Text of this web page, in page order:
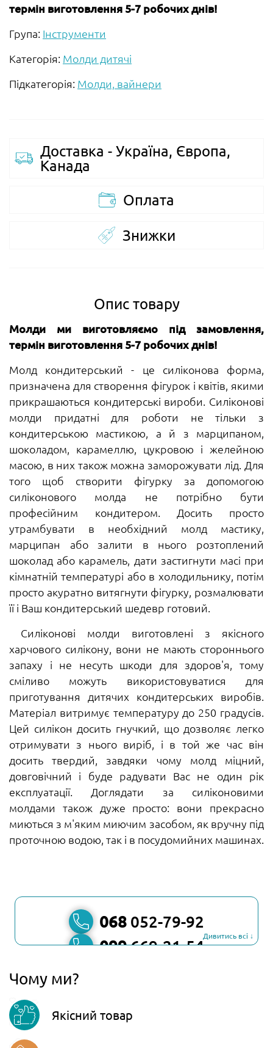
термін виготовлення 5-7 робочих днів!
Група: Інструменти
Категорія: Молди дитячі
Підкатегорія: Молди, вайнери
Доставка - Україна, Європа,
Канада
Оплата
Знижки
Опис товару
Молди ми виготовляємо під замовлення,
термін виготовлення 5-7 робочих днів!
Молд кондитерський - це силіконова форма,
призначена для створення фігурок і квітів, якими
прикрашаються кондитерські вироби. Силіконові
молди придатні для роботи не тільки з
кондитерською мастикою, а й з марципаном,
шоколадом, карамеллю, цукровою і желейною
масою, в них також можна заморожувати лід. Для
того щоб створити фігурку за допомогою
силіконового молда не потрібно бути
професійним кондитером. Досить просто
утрамбувати в необхідний молд мастику,
марципан або залити в нього розтоплений
шоколад або карамель, дати застигнути масі при
кімнатній температурі або в холодильнику, потім
просто акуратно витягнути фігурку, розмалювати
її і Ваш кондитерський шедевр готовий.
Силіконові молди виготовлені з якісного
харчового силікону, вони не мають стороннього
запаху і не несуть шкоди для здоров'я, тому
сміливо можуть використовуватися для
приготування дитячих кондитерських виробів.
Матеріал витримує температуру до 250 градусів.
Цей силікон досить гнучкий, що дозволяє легко
отримувати з нього виріб, і в той же час він
досить твердий, завдяки чому молд міцний,
довговічний і буде радувати Вас не один рік
експлуатації. Доглядати за силіконовими
молдами також дуже просто: вони прекрасно
миються з м'яким миючим засобом, як вручну під
проточною водою, так і в посудомийних машинах.
068 052-79-92
099669-21-54
Telegram
Дивитись всі ↓
Чому ми?
Якісний товар